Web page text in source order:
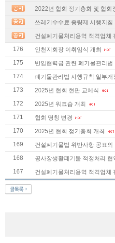
2022년 협회 정기총회 및 협회
쓰레기수수료 종량제 시행지침
건설폐기물처리용역 적격업체
176
인천지회장 이취임식 개최
175
반입협력금 관련 폐기물관리
174
폐기물관리법 시행규칙 일부개
173
2025년 협회 현판 교체식
172
2025년 워크숍 개최
171
협회 명칭 변경
170
2025년 협회 정기총회 개최
169
건설폐기물법 위반사항 공표
168
공사장생활폐기물 적정처리 협
167
건설폐기물처리용역 적격업체